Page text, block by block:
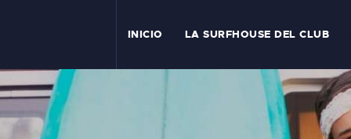
INICIO LA SURFHOUSE DEL CLUB